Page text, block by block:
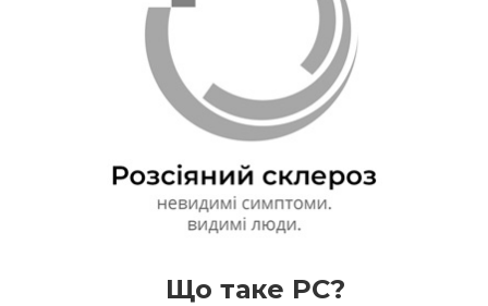
Що таке РС?